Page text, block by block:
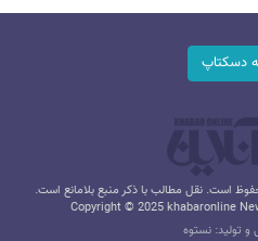
دسکتاپ
است. نقل مطالب با ذکر منبع بلامانع است.
Copyright © 2025 khabaronline
و تولید: نستوه